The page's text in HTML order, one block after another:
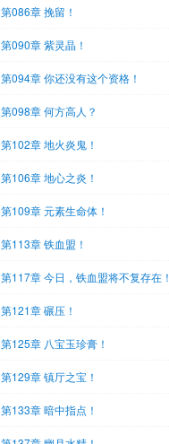
第086章 挽留！
第090章 紫灵晶！
第094章 你还没有这个资格！
第098章 何方高人？
第102章 地火炎鬼！
第106章 地心之炎！
第109章 元素生命体！
第113章 铁血盟！
第117章 今日，铁血盟将不复存在！
第121章 碾压！
第125章 八宝玉珍膏！
第129章 镇厅之宝！
第133章 暗中指点！